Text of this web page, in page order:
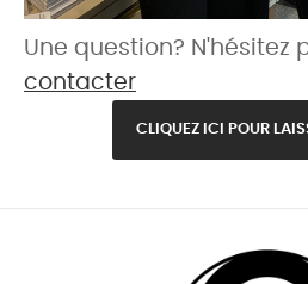
Une question? N'hésitez
contacter
CLIQUEZ ICI POUR